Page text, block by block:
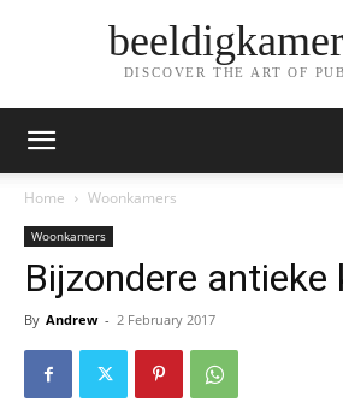
DISCOVER THE ART OF
Home Woonkamers
Woonkamers
Bijzondere antieke
By Andrew - 2 February 2017